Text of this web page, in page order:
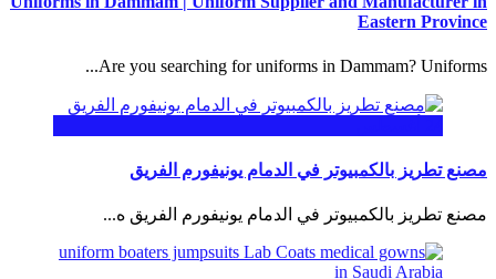
Eastern Province
Are you searching for uniforms in Dammam? Uniforms...
مصنع تطريز بالكمبيوتر في الدمام يونيفورم الفريق
مصنع تطريز بالكمبيوتر في الدمام يونيفورم الفريق ه...